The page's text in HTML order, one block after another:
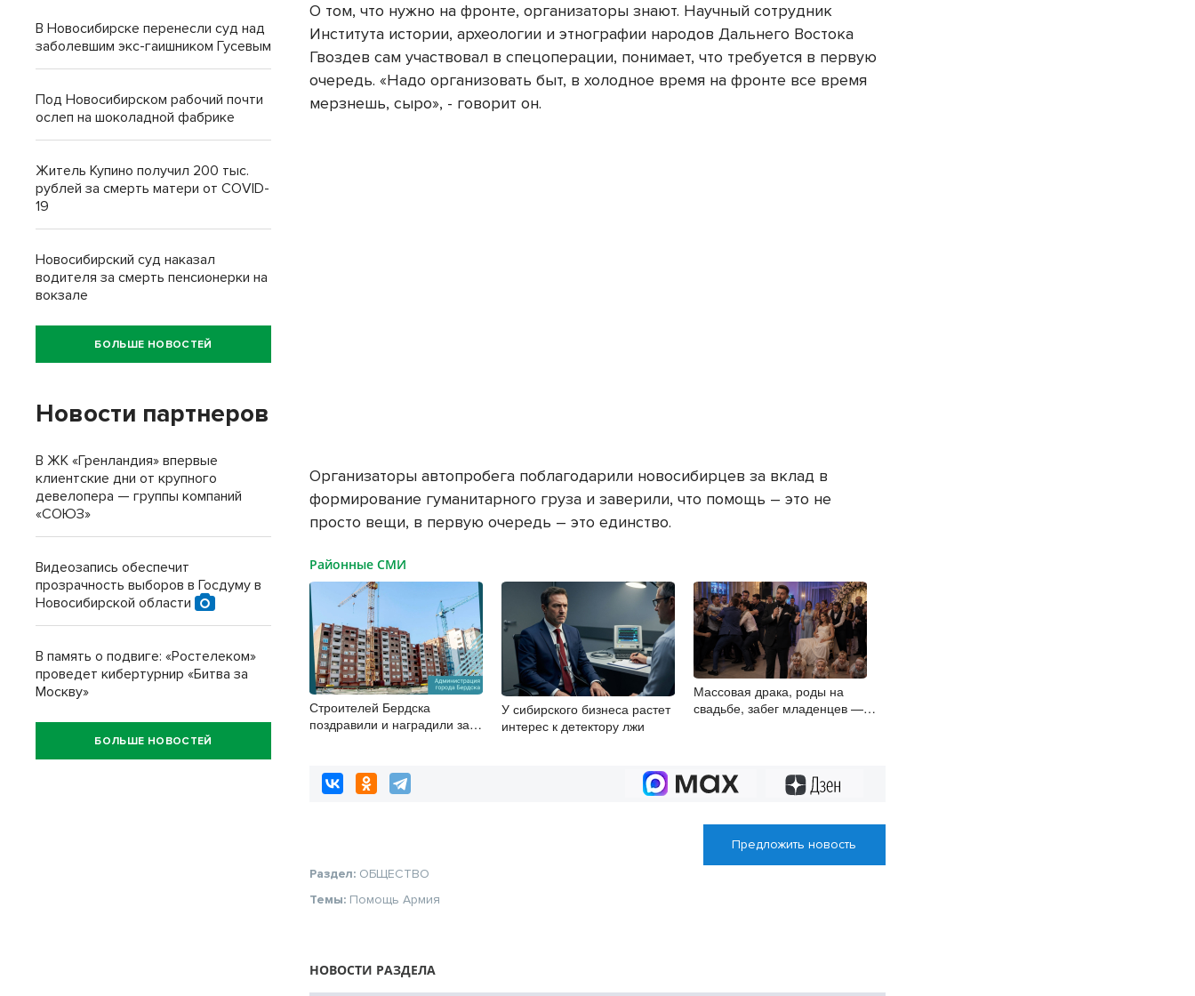
О том, что нужно на фронте, организаторы знают. Научный сотрудник
Института истории, археологии и этнографии народов Дальнего Востока
Гвоздев сам участвовал в спецоперации, понимает, что требуется в первую
очередь. «Надо организовать быт, в холодное время на фронте все время
мерзнешь, сыро», - говорит он.
Организаторы автопробега поблагодарили новосибирцев за вклад в
формирование гуманитарного груза и заверили, что помощь – это не
просто вещи, в первую очередь – это единство.
Районные СМИ
Строителей Бердска
поздравили и наградили за
У сибирского бизнеса растет
интерес к детектору лжи
Массовая драка, роды на
свадьбе, забег младенцев —
Предложить новость
Раздел: ОБЩЕСТВО
Темы: Помощь Армия
НОВОСТИ РАЗДЕЛА
В Новосибирске перенесли суд над
заболевшим экс-гаишником Гусевым
Под Новосибирском рабочий почти
ослеп на шоколадной фабрике
Житель Купино получил 200 тыс.
рублей за смерть матери от COVID-
19
Новосибирский суд наказал
водителя за смерть пенсионерки на
вокзале
БОЛЬШЕ НОВОСТЕЙ
Новости партнеров
В ЖК «Гренландия» впервые
клиентские дни от крупного
девелопера — группы компаний
«СОЮЗ»
Видеозапись обеспечит
прозрачность выборов в Госдуму в
Новосибирской области
В память о подвиге: «Ростелеком»
проведет кибертурнир «Битва за
Москву»
БОЛЬШЕ НОВОСТЕЙ